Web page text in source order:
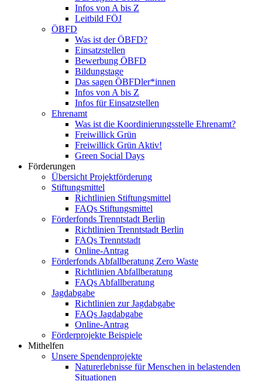
Infos von A bis Z
Leitbild FÖJ
ÖBFD
Was ist der ÖBFD?
Einsatzstellen
Bewerbung ÖBFD
Bildungstage
Das sagen ÖBFDler*innen
Infos von A bis Z
Infos für Einsatzstellen
Ehrenamt
Was ist die Koordinierungsstelle Ehrenamt?
Freiwillick Grün
Freiwillick Grün Aktiv!
Green Social Days
Förderungen
Übersicht Projektförderung
Stiftungsmittel
Richtlinien Stiftungsmittel
FAQs Stiftungsmittel
Förderfonds Trenntstadt Berlin
Richtlinien Trenntstadt Berlin
FAQs Trenntstadt
Online-Antrag
Förderfonds Abfallberatung Zero Waste
Richtlinien Abfallberatung
FAQs Abfallberatung
Jagdabgabe
Richtlinien zur Jagdabgabe
FAQs Jagdabgabe
Online-Antrag
Förderprojekte Beispiele
Mithelfen
Unsere Spendenprojekte
Naturerlebnisse für Menschen in belastenden
Situationen